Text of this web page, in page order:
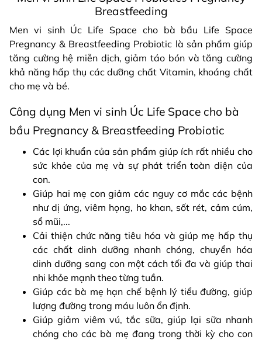
Breastfeeding
Men vi sinh Úc Life Space cho bà bầu Life Space
Pregnancy & Breastfeeding Probiotic là sản phẩm giúp
tăng cường hệ miễn dịch, giảm táo bón và tăng cường
khả năng hấp thụ các dưỡng chất Vitamin, khoáng chất
cho mẹ và bé.
Công dụng Men vi sinh Úc Life Space cho bà
bầu Pregnancy & Breastfeeding Probiotic
Các lợi khuẩn của sản phẩm giúp ích rất nhiều cho
sức khỏe của mẹ và sự phát triển toàn diện của
con.
Giúp hai mẹ con giảm các nguy cơ mắc các bệnh
như dị ứng, viêm họng, ho khan, sốt rét, cảm cúm,
sổ mũi,...
Cải thiện chức năng tiêu hóa và giúp mẹ hấp thụ
các chất dinh dưỡng nhanh chóng, chuyển hóa
dinh dưỡng sang con một cách tối đa và giúp thai
nhi khỏe mạnh theo từng tuần.
Giúp các bà mẹ hạn chế bệnh lý tiểu đường, giúp
lượng đường trong máu luôn ổn định.
Giúp giảm viêm vú, tắc sữa, giúp lại sữa nhanh
chóng cho các bà mẹ đang trong thời kỳ cho con